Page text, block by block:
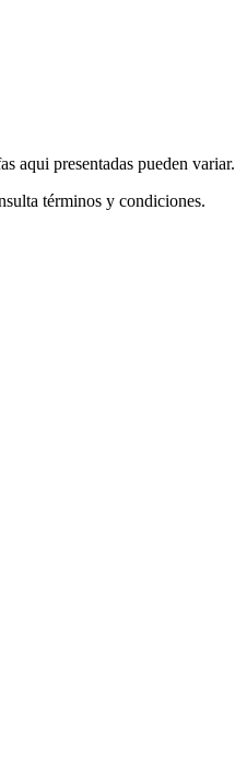
aqui presentadas pueden variar.
términos y condiciones.